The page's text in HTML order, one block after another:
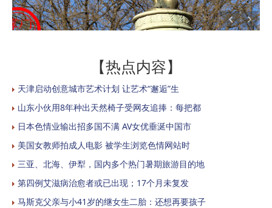
【热点内容】
天津启动创意城市艺术计划 让艺术“邂逅”生
山东小伙用8年种出天然椅子受网友追捧：每把都
日本色情业输出招多国不满 AV女优垂涎中国市
美国女教师拍成人电影 被学生浏览色情网站时
三亚、北海、伊犁，国内多个热门暑期旅游目的地
第四例艾滋病治愈者或已出现；17个月未复发
马斯克父亲与小41岁的继女生二胎：还想再要孩子